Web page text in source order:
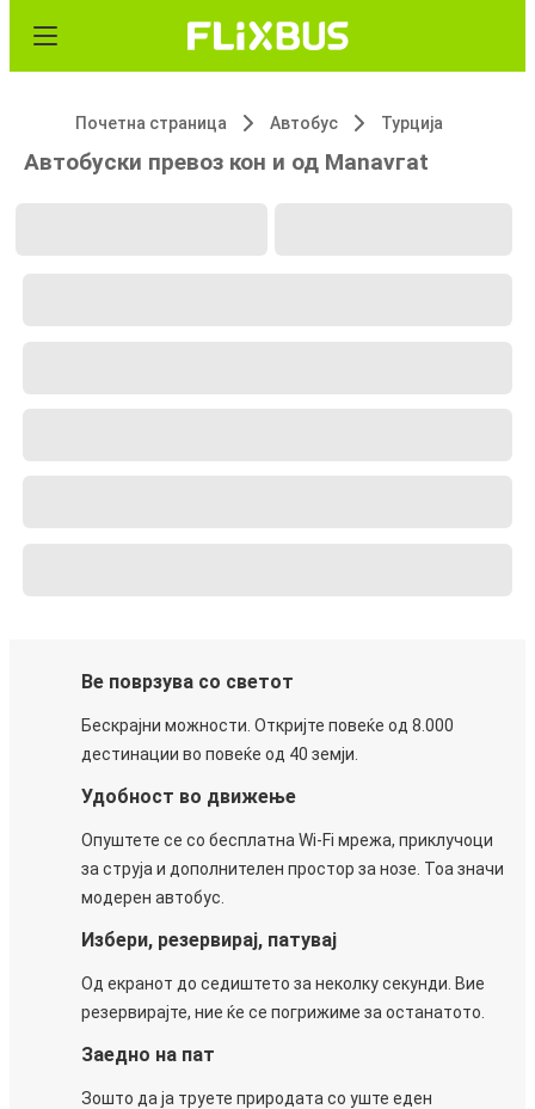
Почетна страница Автобус Турција
Автобуски превоз кон и од Маnavгat
Ве поврзува со светот
Бескрајни можности. Откријте повеќе од 8.000
дестинации во повеќе од 40 земји.
Удобност во движење
Опуштете се со бесплатна Wi-Fi мрежа, приклучоци
за струја и дополнителен простор за нозе. Тоа значи
модерен автобус.
Избери, резервирај, патувај
Од екранот до седиштето за неколку секунди. Вие
резервирајте, ние ќе се погрижиме за останатото.
Заедно на пат
Зошто да ја труете природата со уште еден